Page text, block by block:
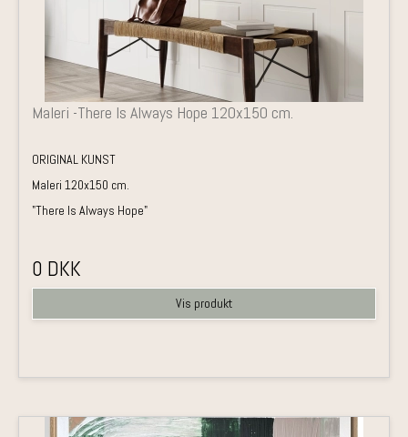
Maleri -There Is Always Hope 120x150 cm.
ORIGINAL KUNST
Maleri 120x150 cm.
"There Is Always Hope"
0 DKK
Vis produkt